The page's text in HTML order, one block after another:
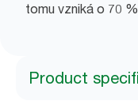
tomu vzniká o 70
Product